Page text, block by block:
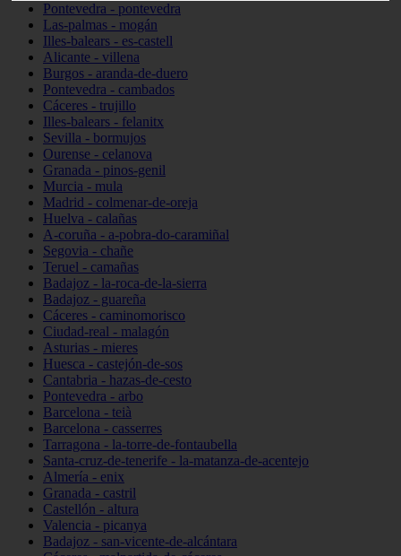
Pontevedra - pontevedra
Las-palmas - mogán
Illes-balears - es-castell
Alicante - villena
Burgos - aranda-de-duero
Pontevedra - cambados
Cáceres - trujillo
Illes-balears - felanitx
Sevilla - bormujos
Ourense - celanova
Granada - pinos-genil
Murcia - mula
Madrid - colmenar-de-oreja
Huelva - calañas
A-coruña - a-pobra-do-caramiñal
Segovia - chañe
Teruel - camañas
Badajoz - la-roca-de-la-sierra
Badajoz - guareña
Cáceres - caminomorisco
Ciudad-real - malagón
Asturias - mieres
Huesca - castejón-de-sos
Cantabria - hazas-de-cesto
Pontevedra - arbo
Barcelona - teià
Barcelona - casserres
Tarragona - la-torre-de-fontaubella
Santa-cruz-de-tenerife - la-matanza-de-acentejo
Almería - enix
Granada - castril
Castellón - altura
Valencia - picanya
Badajoz - san-vicente-de-alcántara